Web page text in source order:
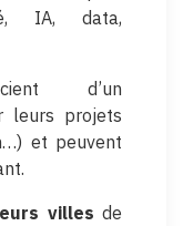
IA, data,
d’un
leurs projets
et peuvent
villes de